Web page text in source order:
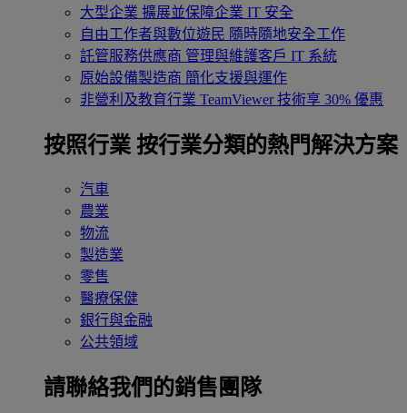
大型企業 擴展並保障企業 IT 安全
自由工作者與數位遊民 隨時隨地安全工作
託管服務供應商 管理與維護客戶 IT 系統
原始設備製造商 簡化支援與運作
非營利及教育行業 TeamViewer 技術享 30% 優惠
按照行業 按行業分類的熱門解決方案
汽車
農業
物流
製造業
零售
醫療保健
銀行與金融
公共領域
請聯絡我們的銷售團隊